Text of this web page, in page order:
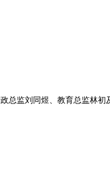
总监刘同煜、教育总监林初